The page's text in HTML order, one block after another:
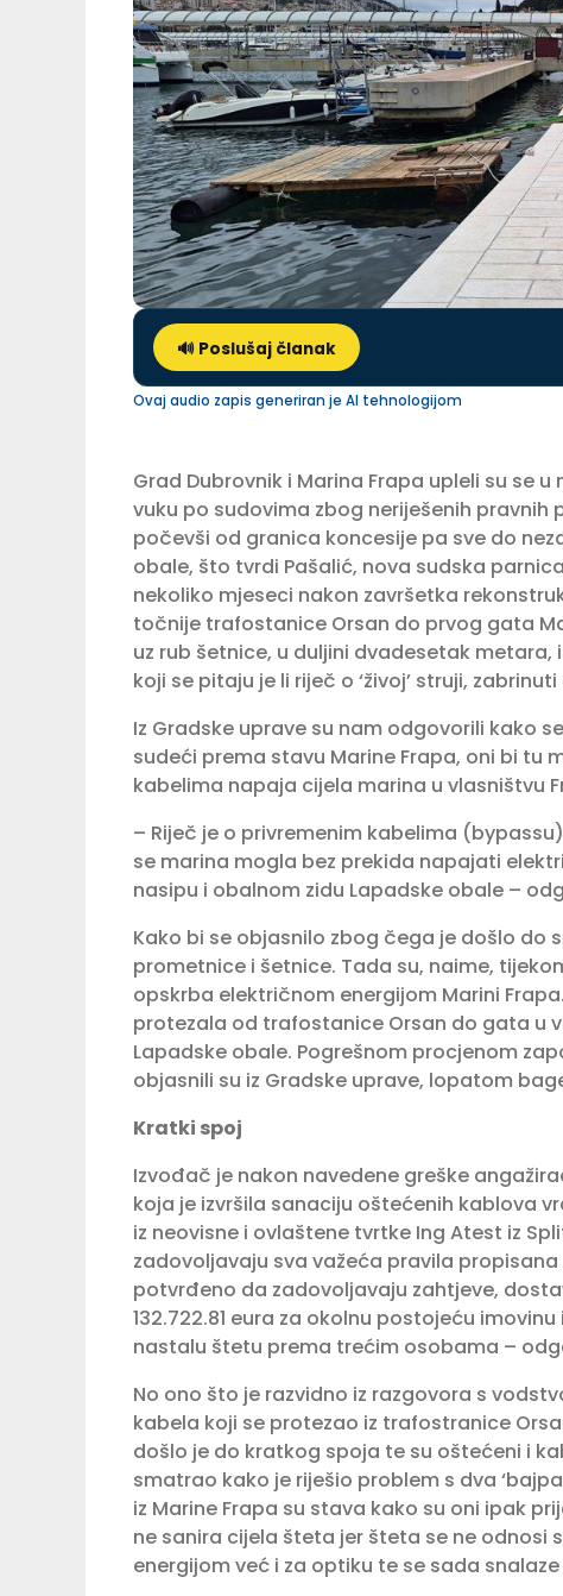
🔊 Poslušaj članak
Ovaj audio zapis generiran je AI tehnologijom
Grad Dubrovnik i Marina Frapa upleli su se
vuku po sudovima zbog neriješenih
počevši od granica koncesije pa sve do
obale, što tvrdi Pašalić, nova sudska
nekoliko mjeseci nakon završetka
točnije trafostanice Orsan do prvog gata
uz rub šetnice, u duljini dvadesetak
koji se pitaju je li riječ o ‘živoj’ struji,
Iz Gradske uprave su nam odgovorili kako
sudeći prema stavu Marine Frapa, oni bi tu
kabelima napaja cijela marina u vlasništvu
– Riječ je o privremenim kabelima
se marina mogla bez prekida napajati
nasipu i obalnom zidu Lapadske obale –
Kako bi se objasnilo zbog čega je došlo do
prometnice i šetnice. Tada su, naime,
opskrba električnom energijom Marini
protezala od trafostanice Orsan do gata u
Lapadske obale. Pogrešnom procjenom
objasnili su iz Gradske uprave, lopatom
Kratki spoj
Izvođač je nakon navedene greške
koja je izvršila sanaciju oštećenih kablova
iz neovisne i ovlaštene tvrtke Ing Atest iz
zadovoljavaju sva važeća pravila
potvrđeno da zadovoljavaju zahtjeve,
132.722.81 eura za okolnu postojeću
nastalu štetu prema trećim osobama –
No ono što je razvidno iz razgovora s
kabela koji se protezao iz trafostranice
došlo je do kratkog spoja te su oštećeni i
smatrao kako je riješio problem s dva
iz Marine Frapa su stava kako su oni ipak
ne sanira cijela šteta jer šteta se ne odnosi
energijom već i za optiku te se sada